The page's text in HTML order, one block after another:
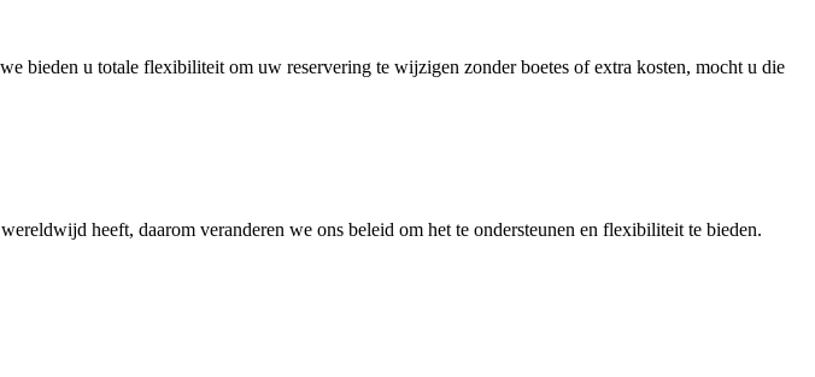
bieden u totale flexibiliteit om uw reservering te wijzigen zonder boetes of extra kosten, mocht u die
heeft, daarom veranderen we ons beleid om het te ondersteunen en flexibiliteit te bieden.